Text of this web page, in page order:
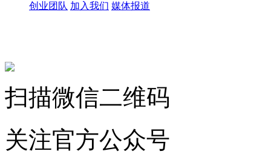
创业团队 加入我们 媒体报道
扫描微信二维码
关注官方公众号